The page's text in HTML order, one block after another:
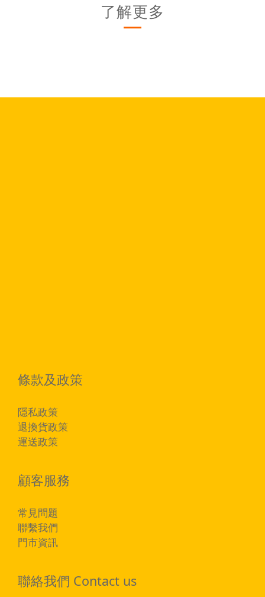
了解更多
條款及政策
隱私政策
退換貨政策
運送政策
顧客服務
常見問題
聯繫我們
門市資訊
聯絡我們 Contact us